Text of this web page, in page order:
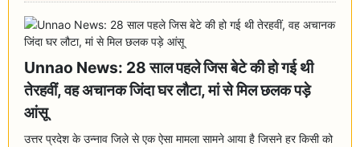
Unnao News: 28 साल पहले जिस बेटे की हो गई थी
तेरहवीं, वह अचानक जिंदा घर लौटा, मां से मिल छलक पड़े
आंसू
उत्तर प्रदेश के उन्नाव जिले से एक ऐसा मामला सामने आया है जिसने हर किसी को